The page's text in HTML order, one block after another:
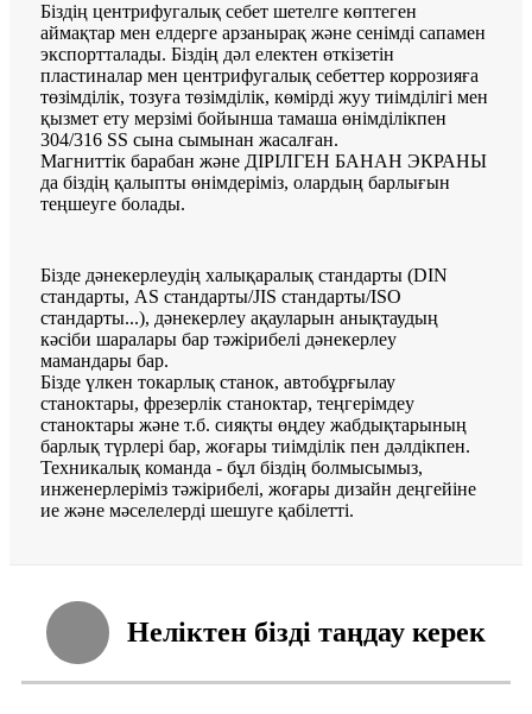
Біздің центрифугалық себет шетелге көптеген
аймақтар мен елдерге арзанырақ және сенімді сапамен
экспортталады. Біздің дәл електен өткізетін
пластиналар мен центрифугалық себеттер коррозияға
төзімділік, тозуға төзімділік, көмірді жуу тиімділігі мен
қызмет ету мерзімі бойынша тамаша өнімділікпен
304/316 SS сына сымынан жасалған.
Магниттік барабан және ДІРІЛГЕН БАНАН ЭКРАНЫ
да біздің қалыпты өнімдеріміз, олардың барлығын
теңшеуге болады.
Бізде дәнекерлеудің халықаралық стандарты (DIN
стандарты, AS стандарты/JIS стандарты/ISO
стандарты...), дәнекерлеу ақауларын анықтаудың
кәсіби шаралары бар тәжірибелі дәнекерлеу
мамандары бар.
Бізде үлкен токарлық станок, автобұрғылау
станоктары, фрезерлік станоктар, теңгерімдеу
станоктары және т.б. сияқты өңдеу жабдықтарының
барлық түрлері бар, жоғары тиімділік пен дәлдікпен.
Техникалық команда - бұл біздің болмысымыз,
инженерлеріміз тәжірибелі, жоғары дизайн деңгейіне
ие және мәселелерді шешуге қабілетті.
Неліктен бізді таңдау керек